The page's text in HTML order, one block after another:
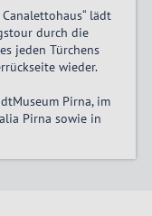
lädt
durch die
jeden Türchens
wieder.
Pirna, im
Pirna sowie in